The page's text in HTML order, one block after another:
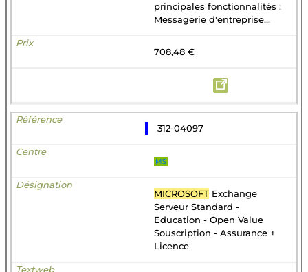
principales fonctionnalités :
Messagerie d'entreprise...
708,48 €
312-04097
MS
MICROSOFT Exchange
Serveur Standard -
Education - Open Value
Souscription - Assurance +
Licence